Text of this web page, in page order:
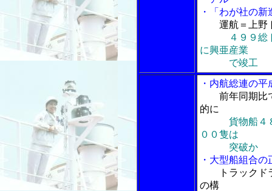
・「わが社の新
運航＝上野
４９９総
に興亜産業
で竣工
・内航総連の
前年同期比
的に
貨物船４
００隻は
突破か
・大型船組合
トラック
の構